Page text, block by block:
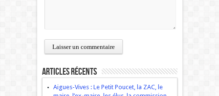
Articles récents
Aigues-Vives : Le Petit Poucet, la ZAC, le